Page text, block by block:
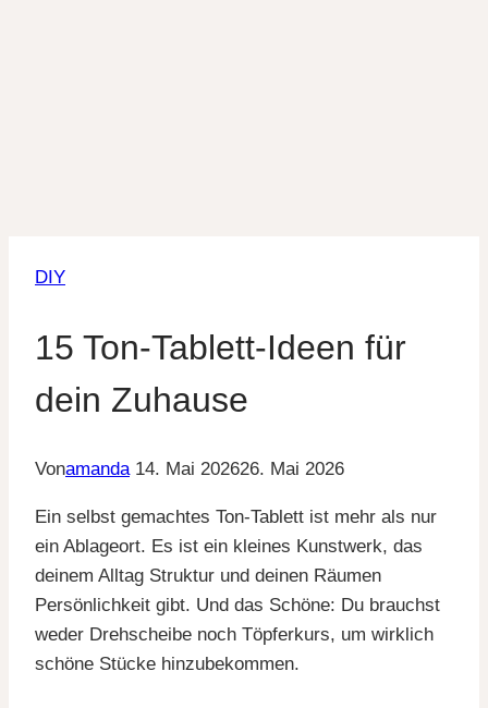
DIY
15 Ton-Tablett-Ideen für
dein Zuhause
Vonamanda 14. Mai 202626. Mai 2026
Ein selbst gemachtes Ton-Tablett ist mehr als nur
ein Ablageort. Es ist ein kleines Kunstwerk, das
deinem Alltag Struktur und deinen Räumen
Persönlichkeit gibt. Und das Schöne: Du brauchst
weder Drehscheibe noch Töpferkurs, um wirklich
schöne Stücke hinzubekommen.